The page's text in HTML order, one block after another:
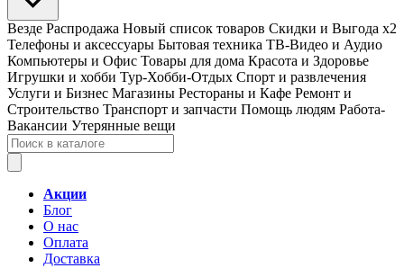
Везде Распродажа Новый список товаров Скидки и Выгода x2
Телефоны и аксессуары Бытовая техника ТВ-Видео и Аудио
Компьютеры и Офис Товары для дома Красота и Здоровье
Игрушки и хобби Тур-Хобби-Отдых Спорт и развлечения
Услуги и Бизнес Магазины Рестораны и Кафе Ремонт и
Строительство Транспорт и запчасти Помощь людям Работа-
Вакансии Утерянные вещи
Акции
Блог
О нас
Оплата
Доставка